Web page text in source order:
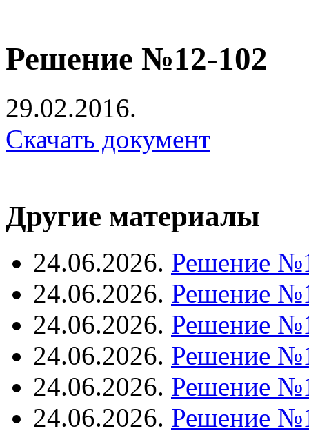
Решение №12-102
29.02.2016.
Скачать документ
Другие материалы
24.06.2026. Решение
24.06.2026. Решение
24.06.2026. Решение
24.06.2026. Решение
24.06.2026. Решение
24.06.2026. Решение